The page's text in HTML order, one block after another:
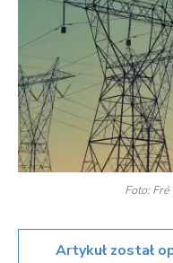
Foto:
Artykuł został